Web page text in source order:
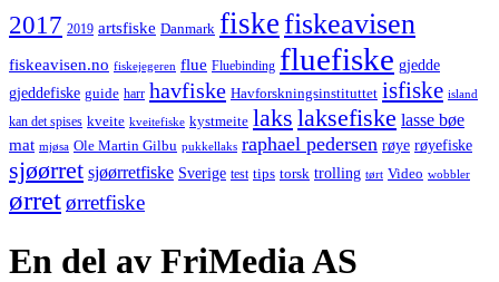
2017 2019 artsfiske Danmark fiskefiskeavisen
fiskeavisen.no fiskejegeren flue Fluebinding fluefiske gjedde
gjeddefiske guide harr havfiske Havforskningsinstituttet isfiske island
kan det spises kveite kveitefiske kystmeite laks laksefiske lasse bøe
mat mjøsa Ole Martin Gilbu pukkellaks raphael pedersen røye røyefiske
sjøørret sjøørretfiske Sverige test tips torsk trolling tørt Video wobbler
ørretørretfiske
En del av FriMedia AS